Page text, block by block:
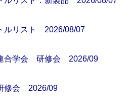
ルリスト 2026/08/07
合学会 研修会 2026/09
修会 2026/09